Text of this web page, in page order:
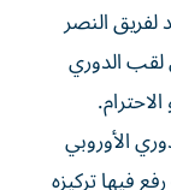
لفريق النصر
لقب الدوري
للمنتخبات في 2015 والدوري الأوروبي